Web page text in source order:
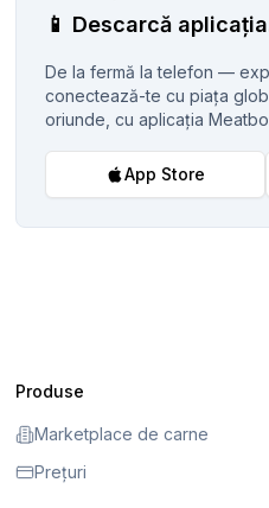
📱 Descarcă
De la fermă la telefon —
conectează-te cu piața
oriunde, cu aplicația
App Store
Produse
Marketplace de carne
Prețuri